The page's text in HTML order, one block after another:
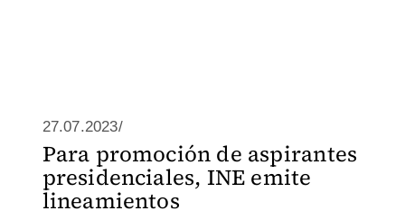
27.07.2023/
Para promoción de aspirantes
presidenciales, INE emite
lineamientos